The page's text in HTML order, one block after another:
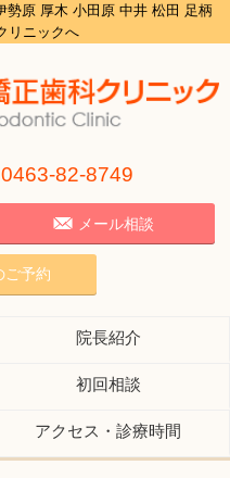
勢原 厚木 小田原 中井 松田 足柄
リニックへ
0463-82-8749
メール相談
ご予約
院長紹介
初回相談
アクセス・診療時間